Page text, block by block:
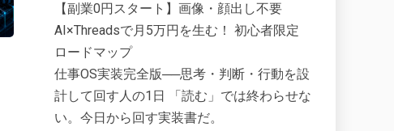
【副業0円スタート】画像・顔出し不要
AI×Threadsで月5万円を生む！ 初心者限定
ロードマップ
仕事OS実装完全版──思考・判断・行動を設
計して回す人の1日 「読む」では終わらせな
い。今日から回す実装書だ。